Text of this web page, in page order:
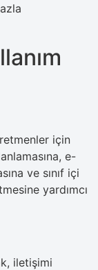
için
e-
ve sınıf içi
yardımcı
iletişimi